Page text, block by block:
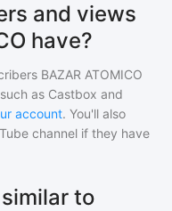
and views
have?
BAZAR ATOMICO
as Castbox and
account. You'll also
channel if they have
to